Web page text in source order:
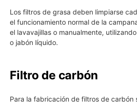
Los filtros de grasa deben limpiarse
el funcionamiento normal de la
el lavavajillas o manualmente,
o jabón líquido.
Filtro de carbón
Para la fabricación de filtros de carbón